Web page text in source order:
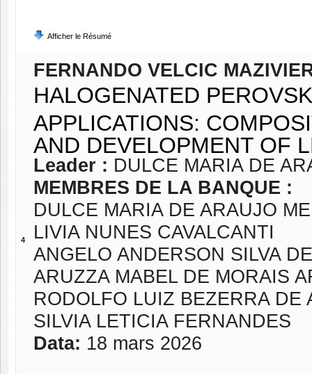
Afficher le Résumé
4
FERNANDO VELCIC
HALOGENATED
APPLICATIONS:
AND DEVELOPMENT OF
Leader : DULCE MARIA DE
MEMBRES DE LA BANQUE :
DULCE MARIA DE ARAUJO
LIVIA NUNES CAVALCANTI
ANGELO ANDERSON SILVA
ARUZZA MABEL DE MORAIS
RODOLFO LUIZ BEZERRA DE
SILVIA LETICIA FERNANDES
Data: 18 mars 2026